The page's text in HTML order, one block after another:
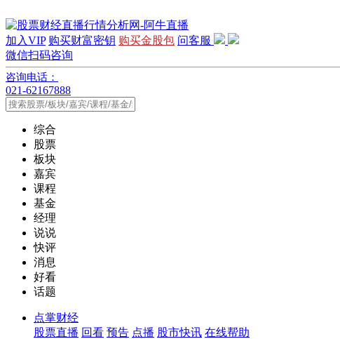
加入VIP 购买财富密钥 购买金股包 问客服
微信扫码咨询
咨询电话：
021-62167888
综合
股票
板块
嘉宾
课程
基金
经理
说说
快评
消息
好看
话题
点掌财经
股票直播 回看 预告 点播 股市快讯 在线帮助